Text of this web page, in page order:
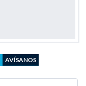
AVÍSANOS